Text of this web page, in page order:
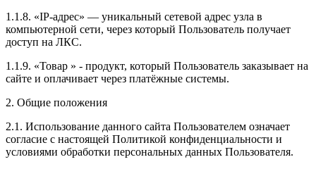
1.1.8. «IP-адрес» — уникальный сетевой адрес узла в
компьютерной сети, через который Пользователь получает
доступ на ЛКС.
1.1.9. «Товар » - продукт, который Пользователь заказывает на
сайте и оплачивает через платёжные системы.
2. Общие положения
2.1. Использование данного сайта Пользователем означает
согласие с настоящей Политикой конфиденциальности и
условиями обработки персональных данных Пользователя.